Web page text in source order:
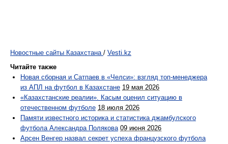
Новостные сайты Казахстана / Vesti.kz
Читайте также
Новая сборная и Сатпаев в «Челси»: взгляд топ-менеджера
из АПЛ на футбол в Казахстане 19 мая 2026
«Казахстанские реалии». Касым оценил ситуацию в
отечественном футболе 18 июля 2026
Памяти известного историка и статистика джамбулского
футбола Александра Полякова 09 июня 2026
Арсен Венгер назвал секрет успеха французского футбола